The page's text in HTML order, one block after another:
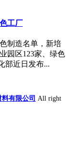
工厂
制造名单，新培
园区123家、绿色
部近日发布...
有限公司 All right